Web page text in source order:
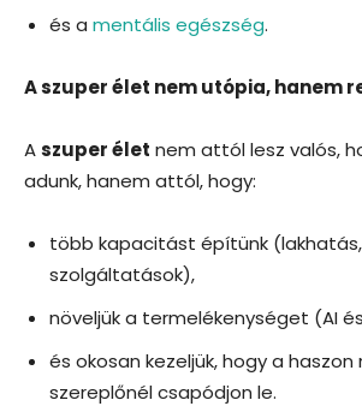
és a mentális egészség.
A szuper élet nem utópia, hanem
Aszuper élet nem attól lesz valós,
adunk, hanem attól, hogy:
több kapacitást építünk
szolgáltatások),
növeljük a termelékenységet (AI
és okosan kezeljük, hogy a haszon
szereplőnél csapódjon le.